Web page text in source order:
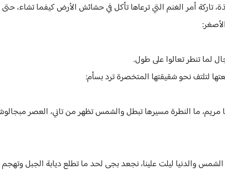
تاركة أمر الغنم التي ترعاها تأكل في حشائش الأرض كيفما تشاء،
لما تنطر تعالوا على طول.
لتلتف نحو شقيقتها المتخصرة ترد بسأم:
مريم، ما النطرة مسيرها تبطل والشمس تظهر من تاني، العصر
والدنيا ليلت علينا، نجعد بجى لحد ما تطلع ديابة الجبل